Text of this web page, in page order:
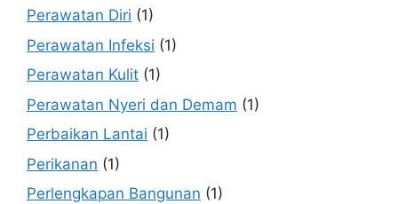
Perawatan Diri (1)
Perawatan Infeksi (1)
Perawatan Kulit (1)
Perawatan Nyeri dan Demam (1)
Perbaikan Lantai (1)
Perikanan (1)
Perlengkapan Bangunan (1)